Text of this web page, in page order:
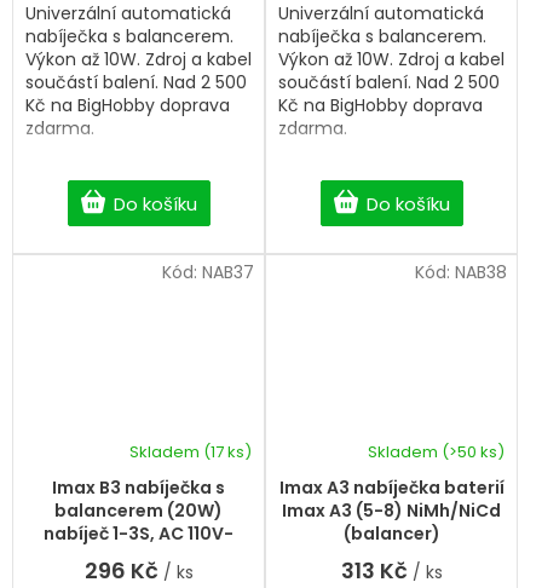
Do košíku
Univerzální automatická
nabíječka s balancerem.
Výkon až 10W. Zdroj a kabel
součástí balení. Nad 2 500
Kč na BigHobby doprava
zdarma.
Do košíku
Univerzální automatická
nabíječka s balancerem.
Výkon až 10W. Zdroj a kabel
součástí balení. Nad 2 500
Kč na BigHobby doprava
zdarma.
Imax B3 nabíječka s
balancerem (20W)
nabíječ 1-3S, AC 110V-
240V
hodnocení
produktu
Skladem (17 ks)
296 Kč / ks
Kód: NAB37
Imax A3 nabíječka baterií
Imax A3 (5-8) NiMh/NiCd
(balancer)
Skladem (>50 ks)
313 Kč / ks
Kód: NAB38